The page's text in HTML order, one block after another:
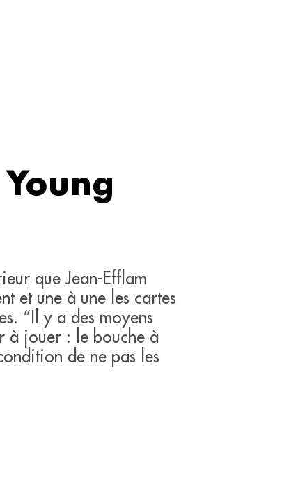
que Jean-Efflam
et une à une les cartes
“Il y a des moyens
à jouer : le bouche à
de ne pas les